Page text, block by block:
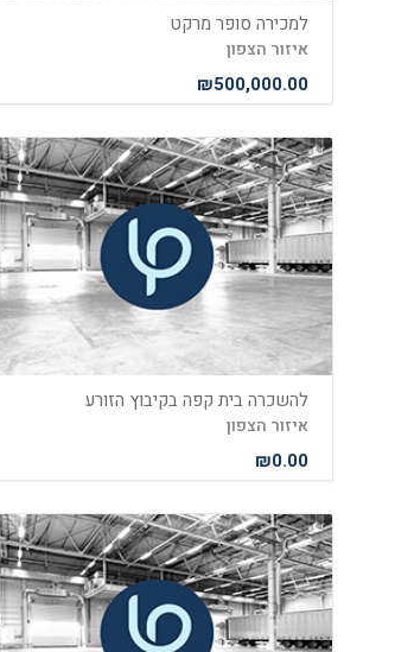
למכירה סופר מרקט
איזור הצפון
₪500,000.00
להשכרה בית קפה בקיבוץ הזורע
איזור הצפון
₪0.00